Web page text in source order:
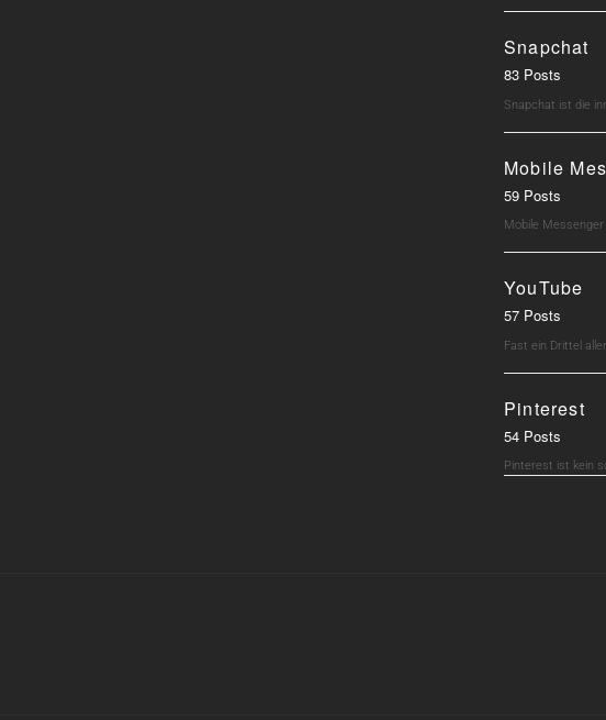
Snapchat
83 Posts
Snapchat ist die
Mobile
59 Posts
Mobile
YouTube
57 Posts
Fast ein Drittel
Pinterest
54 Posts
Pinterest ist kein